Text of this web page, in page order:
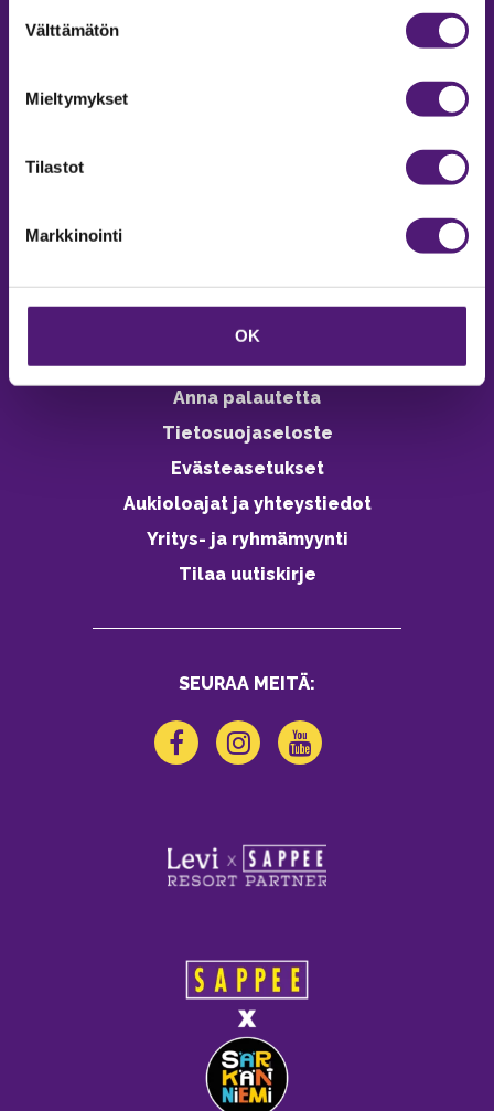
valinta
Välttämätön
Mieltymykset
Tilastot
Markkinointi
OK
Vastuullisuus
Ympäristöohjelma
Avoimet työpaikat
Anna palautetta
Tietosuojaseloste
Evästeasetukset
Aukioloajat ja yhteystiedot
Yritys- ja ryhmämyynti
Tilaa uutiskirje
SEURAA MEITÄ: